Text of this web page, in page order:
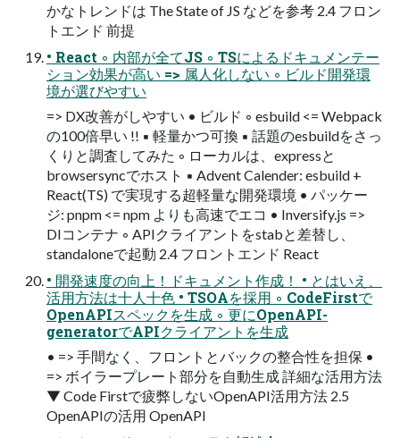
かなトレンドは The State of JS などを参考 2.4 フロン
トエンド 前提
• React ◦ 内部が全てJS ◦ TSによるドキュメンテー
ション効果が高い => 属人化しない ◦ ビルド開発環
境が選びやすい
=> DX改善がしやすい • ビルド ◦ esbuild <= Webpack
の100倍早い !! ▪ 軽量かつ可換 ▪ 話題のesbuildをさっ
くりと調査してみた ◦ ローカルは、expressと
browsersyncでホスト ▪ Advent Calender: esbuild +
React(TS) で実現する超軽量な開発環境 • パッケー
ジ: pnpm <= npm よりも高速でエコ • Inversify.js =>
DIコンテナ ◦ APIクライアントをstabと差替し、
standaloneで起動 2.4 フロントエンド React
• 開発速度の向上！ドキュメント作成！ • とはいえ、
活用方法は十人十色 • TSOAを採用 ◦ CodeFirstで
OpenAPIスペックを生成 ◦ 更にOpenAPI-
generatorでAPIクライアントを生成
• => 手間なく、フロントとバックの整合性を担保 •
=> ボイラープレート部分を自動生成 詳細な活用方法
▼ Code Firstで疲弊しないOpenAPI活用方法 2.5
OpenAPIの活用 OpenAPI